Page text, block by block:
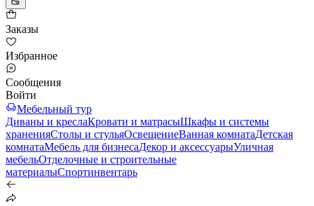
Заказы
Избранное
Сообщения
Войти
Мебельный тур
Диваны и креслаКровати и матрасыШкафы и системы
храненияСтолы и стульяОсвещениеВанная комнатаДетская
комнатаМебель для бизнесаДекор и аксессуарыУличная
мебельОтделочные и строительные
материалыСпортинвентарь